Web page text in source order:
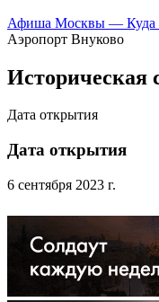
Афиша Москвы — Куда
Аэропорт Внуково
Историческая
Дата открытия
Дата открытия
6 сентября 2023 г.